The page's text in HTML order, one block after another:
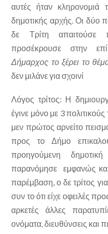
αυτές ήταν κληρονομιά
δημοτικής αρχής. Οι δύο
δε Τρίτη
προσέκρουσε στην
Δήμαρχος το ξέρει το
δεν μιλάνε για σχοινί
Λόγος τρίτος: Η
έγινε μόνο με 3
μεν πρώτος αρνείτο
προς το Δήμο
προηγούμενη
παρανόμησε εμφανώς και
παρέμβαση, ο δε τρίτος
συν το ότι είχε οφειλές
αρκετές άλλες
ονόματα, διευθύνσεις και